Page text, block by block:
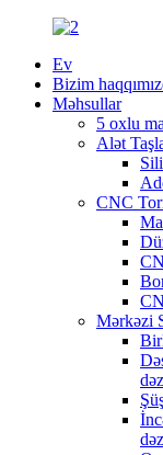
Ev
Bizim
Məhsullar
5 oxlu
Alət
CNC
Mərkəzi